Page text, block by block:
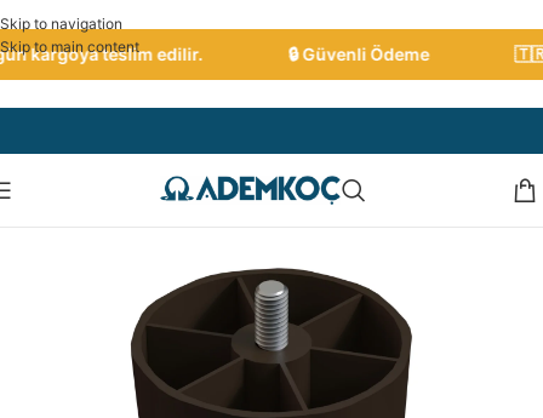
Skip to navigation
Skip to main content
kargoya teslim edilir. 🔒 Güvenli Ödeme 🇹🇷